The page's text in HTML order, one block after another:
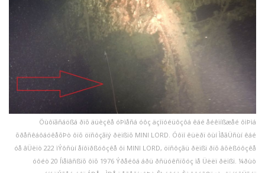
Öùôïãñáößá ðïõ äüèçêå óÞìåñá óôç äçìïóéüôçôá êáé åéêïíßæåé ôìÞìá
õðåñêáôáóêåõÞò ôïõ öïñôçãïý ðëïßïõ MINI LORD. Óôïí êüëðï ôùí ÌåãÜñùí êáé
óå âÜèïò 222 ìÝôñùí åíôïðßóôçêå ôï MINI LORD, öïñôçãü ðëïßï ðïõ âõèßóôçêå
óôéò 20 Íïåìâñßïõ ôïõ 1976 Ýðåéôá áðü ðñüóêñïõóç ìå Üëëï ðëïßï. ¼ðùò